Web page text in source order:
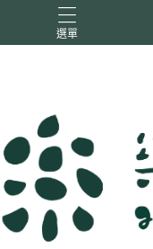
選單
一樂鶴